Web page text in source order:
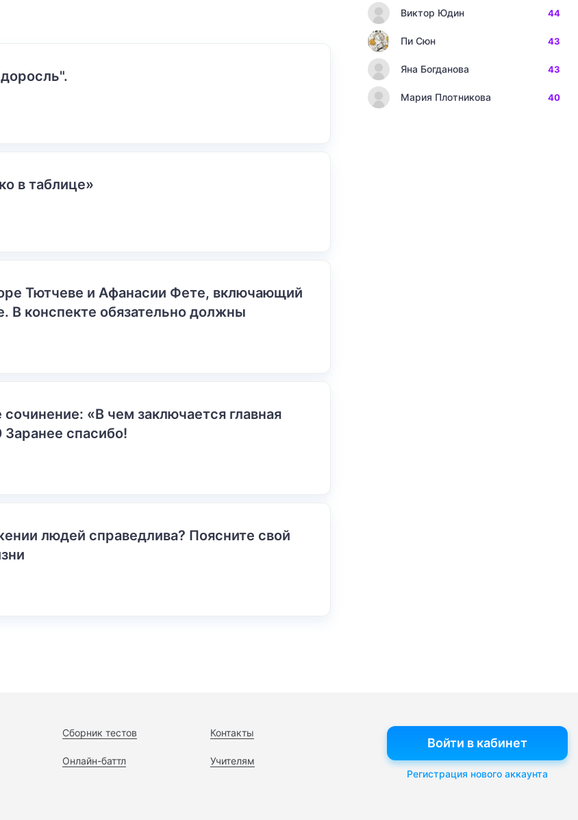
в таблице»
Тютчеве и Афанасии Фете, включающий
В конспекте обязательно должны
«В чем заключается главная
спасибо!
людей справедлива? Поясните свой
Виктор Юдин 44
Пи Сюн 43
Яна Богданова 43
Мария Плотникова 40
Сборник тестов
Онлайн-баттл
Контакты
Учителям
Войти в кабинет
Регистрация нового аккаунта